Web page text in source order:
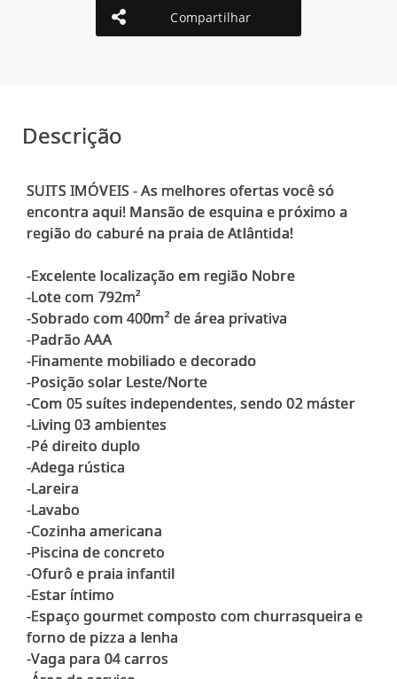
Compartilhar
Descrição
SUITS IMÓVEIS - As melhores ofertas você só
encontra aqui! Mansão de esquina e próximo a
região do caburé na praia de Atlântida!
-Excelente localização em região Nobre
-Lote com 792m²
-Sobrado com 400m² de área privativa
-Padrão AAA
-Finamente mobiliado e decorado
-Posição solar Leste/Norte
-Com 05 suítes independentes, sendo 02 máster
-Living 03 ambientes
-Pé direito duplo
-Adega rústica
-Lareira
-Lavabo
-Cozinha americana
-Piscina de concreto
-Ofurô e praia infantil
-Estar íntimo
-Espaço gourmet composto com churrasqueira e
forno de pizza a lenha
-Vaga para 04 carros